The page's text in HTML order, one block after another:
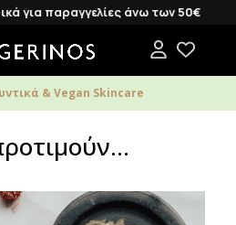
παραγγελίες άνω των 50€
& Vegan Skincare